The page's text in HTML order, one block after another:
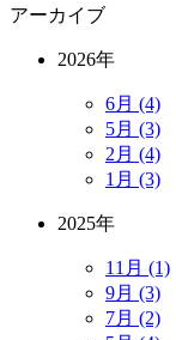
アーカイブ
2026年
6月 (4)
5月 (3)
2月 (4)
1月 (3)
2025年
11月 (1)
9月 (3)
7月 (2)